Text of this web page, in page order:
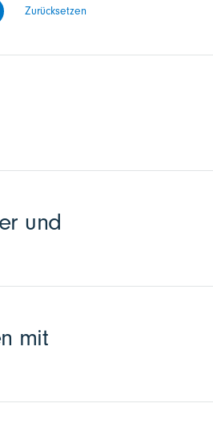
Zurücksetzen
und
mit